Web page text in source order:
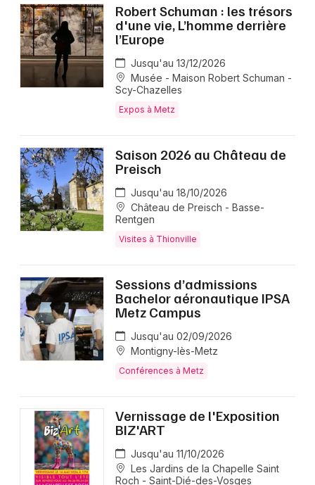
Robert Schuman : les trésors
d'une vie, L’homme derrière
l’Europe
Jusqu'au 13/12/2026
Musée - Maison Robert Schuman -
Scy-Chazelles
Expos à Metz
Saison 2026 au Château de
Preisch
Jusqu'au 18/10/2026
Château de Preisch - Basse-
Rentgen
Visites à Thionville
Sessions d’admissions
Bachelor aéronautique IPSA
Metz Campus
Jusqu'au 02/09/2026
Montigny-lès-Metz
Conférences à Metz
Vernissage de l'Exposition
BIZ'ART
Jusqu'au 11/10/2026
Les Jardins de la Chapelle Saint
Roch - Saint-Dié-des-Vosges